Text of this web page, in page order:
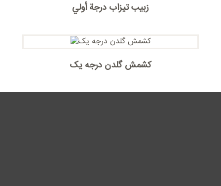
زبیب تیزاب درجة أولي
کشمش گلدن درجه یک